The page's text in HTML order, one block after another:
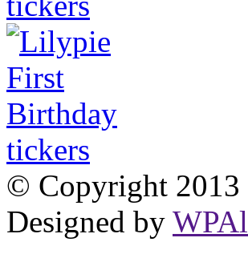
© Copyright 2013
Designed by